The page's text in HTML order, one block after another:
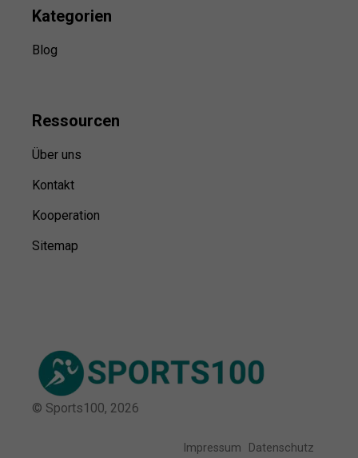
Kategorien
Blog
Ressourcen
Über uns
Kontakt
Kooperation
Sitemap
© Sports100, 2026
Impressum Datenschutz